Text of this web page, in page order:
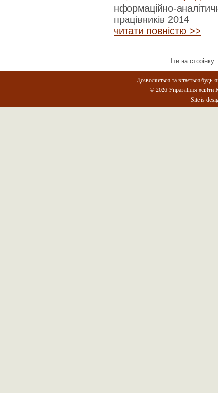
нформаційно-
працівників 2014
читати повністю >>
Іти на сторінку:
Дозволяється та вітається будь-
© 2026 Управління освіти
Site is